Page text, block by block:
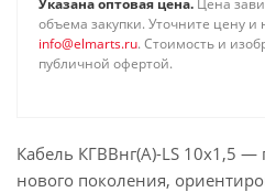
Указана оптовая цена. Цена
объема закупки. Уточните цену
info@elmarts.ru. Стоимость и
публичной офертой.
Кабель КГВВнг(А)-LS 10х1,5 —
нового поколения,